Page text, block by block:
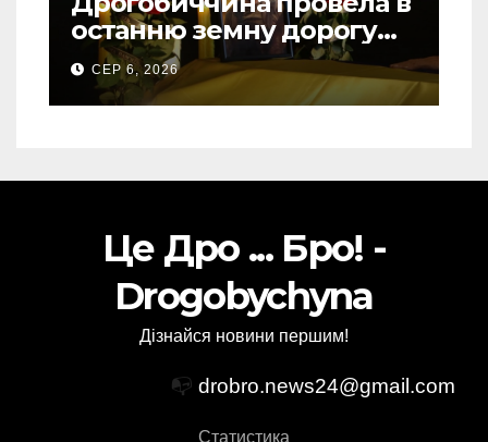
останню земну дорогу
свого Захисника – Олега
Торського
СЕР 6, 2026
Це Дро ... Бро! -
Drogobychyna
Дізнайся новини першим!
📭 drobro.news24@gmail.com
Статистика